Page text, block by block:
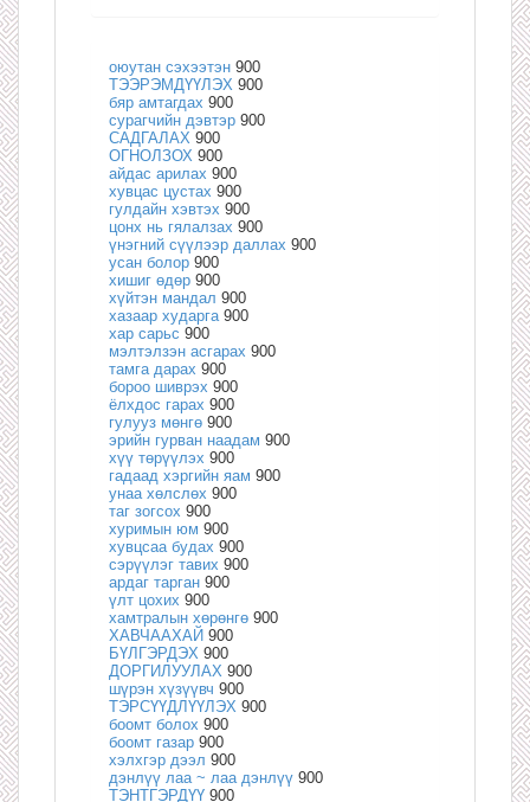
оюутан сэхээтэн 900
ТЭЭРЭМДҮҮЛЭХ 900
бяр амтагдах 900
сурагчийн дэвтэр 900
САДГАЛАХ 900
ОГНОЛЗОХ 900
айдас арилах 900
хувцас цустах 900
гулдайн хэвтэх 900
цонх нь гялалзах 900
үнэгний сүүлээр даллах 900
усан болор 900
хишиг өдөр 900
хүйтэн мандал 900
хазаар хударга 900
хар сарьс 900
мэлтэлзэн асгарах 900
тамга дарах 900
бороо шиврэх 900
ёлхдос гарах 900
гулууз мөнгө 900
эрийн гурван наадам 900
хүү төрүүлэх 900
гадаад хэргийн яам 900
унаа хөлслөх 900
таг зогсох 900
хуримын юм 900
хувцсаа будах 900
сэрүүлэг тавих 900
ардаг тарган 900
үлт цохих 900
хамтралын хөрөнгө 900
ХАВЧААХАЙ 900
БҮЛГЭРДЭХ 900
ДОРГИЛУУЛАХ 900
шүрэн хүзүүвч 900
ТЭРСҮҮДЛҮҮЛЭХ 900
боомт болох 900
боомт газар 900
хэлхгэр дээл 900
дэнлүү лаа ~ лаа дэнлүү 900
ТЭНТГЭРДҮҮ 900